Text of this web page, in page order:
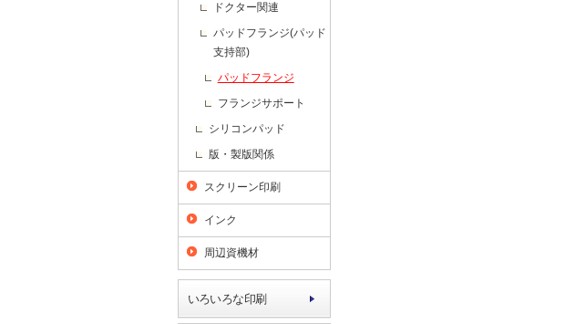
ドクター関連
パッドフランジ(パッド
支持部)
パッドフランジ
フランジサポート
シリコンパッド
版・製版関係
スクリーン印刷
インク
周辺資機材
いろいろな印刷